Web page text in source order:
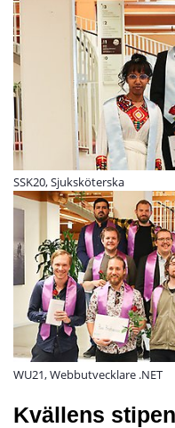
SSK20, Sjuksköterska
WU21, Webbutvecklare .NET
Kvällens